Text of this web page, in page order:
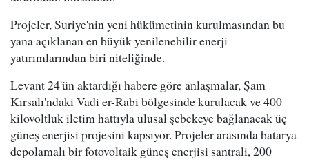
Projeler, Suriye'nin yeni hükümetinin kurulmasından bu
yana açıklanan en büyük yenilenebilir enerji
yatırımlarından biri niteliğinde.
Levant 24'ün aktardığı habere göre anlaşmalar, Şam
Kırsalı'ndaki Vadi er-Rabi bölgesinde kurulacak ve 400
kilovoltluk iletim hattıyla ulusal şebekeye bağlanacak üç
güneş enerjisi projesini kapsıyor. Projeler arasında batarya
depolamalı bir fotovoltaik güneş enerjisi santrali, 200